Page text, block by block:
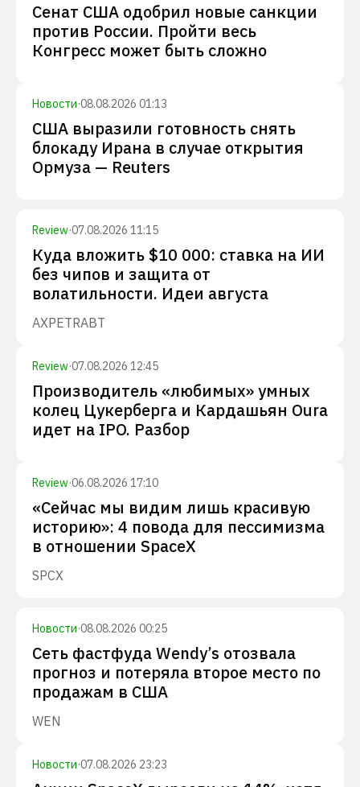
Сенат США одобрил новые санкции
против России. Пройти весь
Конгресс может быть сложно
Новости·08.08.2026 01:13
США выразили готовность снять
блокаду Ирана в случае открытия
Ормуза — Reuters
Review·07.08.2026 11:15
Куда вложить $10 000: ставка на ИИ
без чипов и защита от
волатильности. Идеи августа
AXPETRABT
Review·07.08.2026 12:45
Производитель «любимых» умных
колец Цукерберга и Кардашьян Oura
идет на IPO. Разбор
Review·06.08.2026 17:10
«Сейчас мы видим лишь красивую
историю»: 4 повода для пессимизма
в отношении SpaceX
SPCX
Новости·08.08.2026 00:25
Сеть фастфуда Wendy’s отозвала
прогноз и потеряла второе место по
продажам в США
WEN
Новости·07.08.2026 23:23